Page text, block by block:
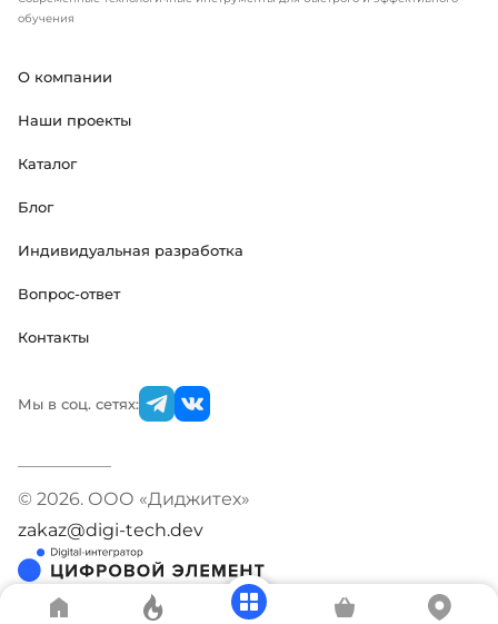
обучения
О компании
Наши проекты
Каталог
Блог
Индивидуальная разработка
Вопрос-ответ
Контакты
Мы в соц. сетях:
© 2026. ООО «Диджитех»
zakaz@digi-tech.dev